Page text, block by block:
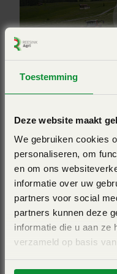
Toestemming
Deze website maakt
We gebruiken cookies
personaliseren, om
en om ons
informatie over uw
partners voor social
partners kunnen deze
informatie die u aan ze
verzameld op basis
Voor het transport
zwadbord opgeklapt
GA 3201 GM: is
Met een vaste
het spoor van de
cirkelhark is uitgevoerd
de cirkelhark kan
van de wielen.
Zwadbreedte (m)
Aantal rotoren
1
Merk
Bekijk ook
KUHN GA 3901